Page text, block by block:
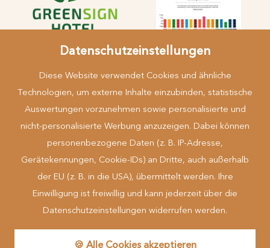
Datenschutzeinstellungen
Diese Website verwendet Cookies und ähnliche
Technologien, um externe Inhalte einzubinden, statistische
Auswertungen vorzunehmen sowie personalisierte und
nicht-personalisierte Werbung anzuzeigen. Dabei können
personenbezogene Daten (z. B. IP-Adresse,
Gerätekennungen, Cookie-IDs) an Dritte, auch außerhalb
der EU (z. B. in die USA), übermittelt werden. Ihre
Einwilligung ist freiwillig und kann jederzeit über die
Datenschutzeinstellungen widerrufen werden.
🍪 Alle Cookies akzeptieren
Mehr erfahren
... zu Gast in der Natur